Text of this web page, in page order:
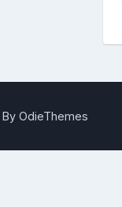
By OdieThemes